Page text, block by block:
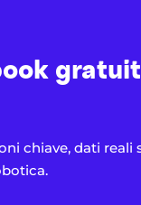
chiave, dati reali